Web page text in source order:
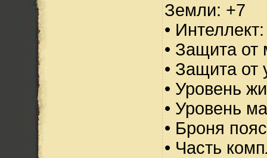
Земли: +7
•
• Защита от
• Защита от
• Уровень
• Уровень
• Броня
• Часть